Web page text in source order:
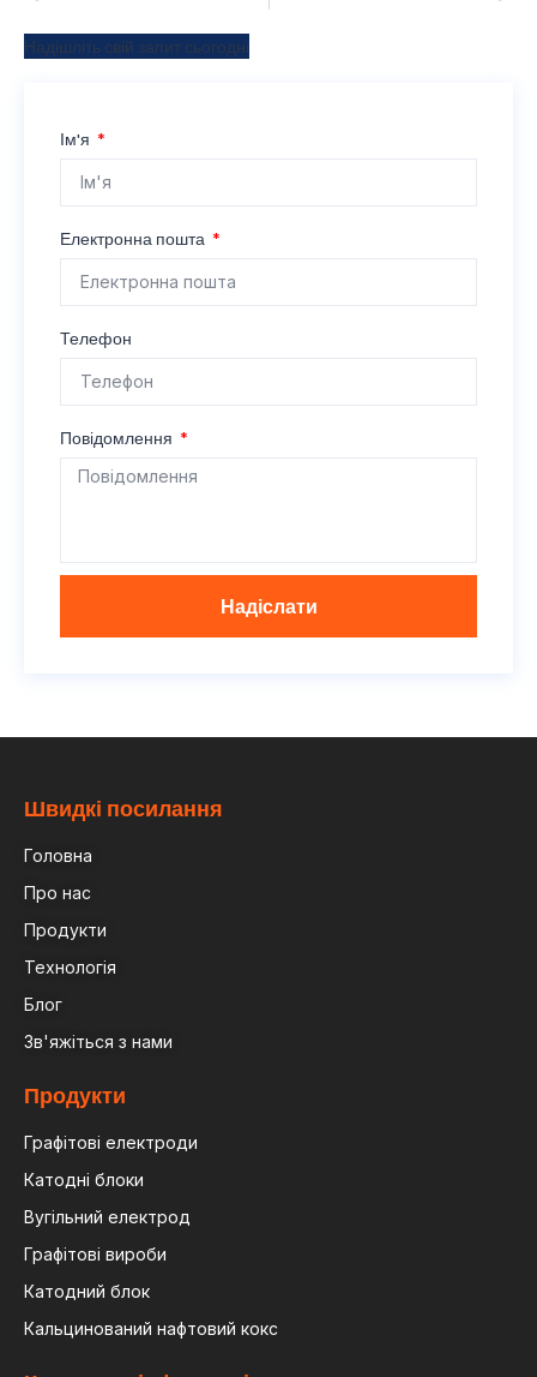
Надішліть свій запит сьогодні
Ім'я
Електронна пошта
Телефон
Повідомлення
Надіслати
Швидкі посилання
Головна
Про нас
Продукти
Технологія
Блог
Зв'яжіться з нами
Продукти
Графітові електроди
Катодні блоки
Вугільний електрод
Графітові вироби
Катодний блок
Кальцинований нафтовий кокс